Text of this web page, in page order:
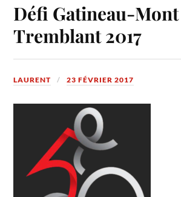
Défi Gatineau-Mont
Tremblant 2017
LAURENT 23 FÉVRIER 2017